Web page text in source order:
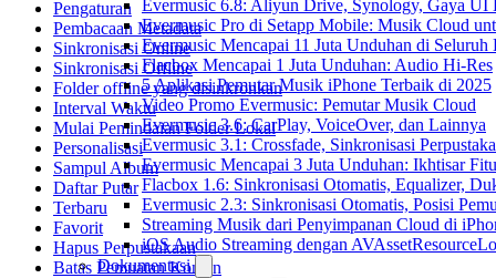
Evermusic 6.8: Aliyun Drive, Synology, Gaya UI
Evermusic Pro di Setapp Mobile: Musik Cloud
Evermusic Mencapai 11 Juta Unduhan di Seluruh
Flacbox Mencapai 1 Juta Unduhan: Audio Hi-Res
5 Aplikasi Pemutar Musik iPhone Terbaik di 2025
Video Promo Evermusic: Pemutar Musik Cloud
Evermusic 3.6: CarPlay, VoiceOver, dan Lainnya
Evermusic 3.1: Crossfade, Sinkronisasi
Evermusic Mencapai 3 Juta Unduhan: Ikhtisar
Flacbox 1.6: Sinkronisasi Otomatis, Equalizer,
Evermusic 2.3: Sinkronisasi Otomatis, Posisi
Streaming Musik dari Penyimpanan Cloud di
iOS Audio Streaming dengan
Dokumentasi
Pengaturan
Pembacaan Metadata
Sinkronisasi Online
Sinkronisasi Offline
Folder offline yang disinkronkan
Interval Waktu
Mulai Pemindaian Folder Lokal
Personalisasi
Sampul Album
Daftar Putar
Terbaru
Favorit
Hapus Perpustakaan
Batas Pemuatan Konten